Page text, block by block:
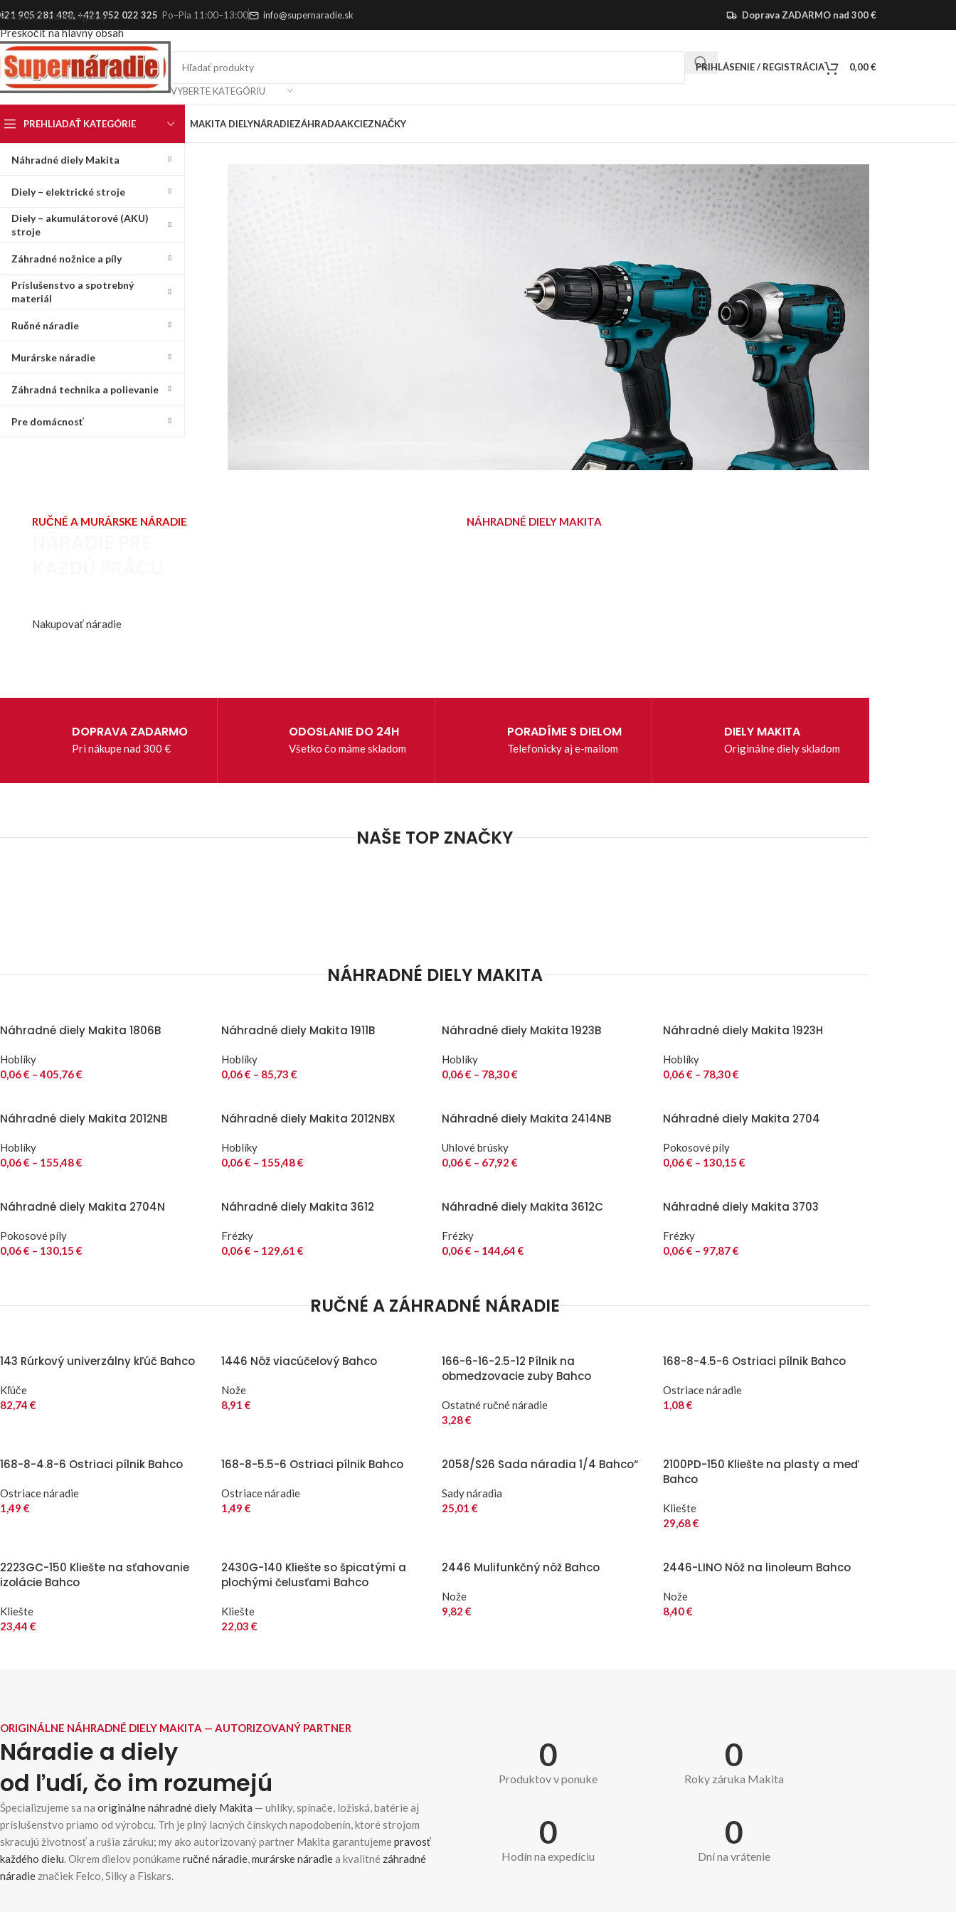
Preskočiť na navigáciu
Preskočiť na hlavný obsah
905 281 488,+421 952 022 325 Po–Pia 11:00–13:00 info@supernaradie.sk Doprava ZADARMO nad 300 €
VYBERTE KATEGÓRIU
PRIHLÁSENIE / REGISTRÁCIA 0,00€
PREHLIADAŤ KATEGÓRIE
Náhradné diely Makita
Diely – elektrické stroje
Diely – akumulátorové (AKU)
stroje
Záhradné nožnice a píly
Príslušenstvo a spotrebný
materiál
Ručné náradie
Murárske náradie
Záhradná technika a polievanie
Pre domácnosť
MAKITA DIELYNÁRADIEZÁHRADAAKCIEZNAČKY
RUČNÉ A MURÁRSKE NÁRADIE
Nakupovať náradie
NÁHRADNÉ DIELY MAKITA
DOPRAVA ZADARMO
Pri nákupe nad 300 €
ODOSLANIE DO 24H
Všetko čo máme skladom
PORADÍME S DIELOM
Telefonicky aj e-mailom
DIELY MAKITA
Originálne diely skladom
NAŠE TOP ZNAČKY
NÁHRADNÉ DIELY MAKITA
Náhradné diely Makita 1806B
Hoblíky
0,06€ – 405,76€
Náhradné diely Makita 1911B
Hoblíky
0,06€ – 85,73 €
Náhradné diely Makita 1923B
Hoblíky
0,06€ – 78,30€
Náhradné diely Makita 1923H
Hoblíky
0,06€ – 78,30€
Náhradné diely Makita 2012NB
Hoblíky
0,06€ – 155,48€
Náhradné diely Makita 2012NBX
Hoblíky
0,06€ – 155,48€
Náhradné diely Makita 2414NB
Uhlové brúsky
0,06€ – 67,92 €
Náhradné diely Makita 2704
Pokosové píly
0,06€ – 130,15 €
Náhradné diely Makita 2704N
Pokosové píly
0,06€ – 130,15 €
Náhradné diely Makita 3612
Frézky
0,06€ – 129,61 €
Náhradné diely Makita 3612C
Frézky
0,06€ – 144,64 €
Náhradné diely Makita 3703
Frézky
0,06€ – 97,87€
RUČNÉ A ZÁHRADNÉ NÁRADIE
143 Rúrkový univerzálny kľúč Bahco
Kľúče
82,74 €
1446 Nôž viacúčelový Bahco
Nože
8,91 €
166-6-16-2.5-12 Pílnik na
obmedzovacie zuby Bahco
Ostatné ručné náradie
3,28€
168-8-4.5-6 Ostriaci pílnik Bahco
Ostriace náradie
1,08€
168-8-4.8-6 Ostriaci pílnik Bahco
Ostriace náradie
1,49 €
168-8-5.5-6 Ostriaci pílnik Bahco
Ostriace náradie
1,49 €
2058/S26 Sada náradia 1/4 Bahco“
Sady náradia
25,01 €
2100PD-150 Kliešte na plasty a meď
Bahco
Kliešte
29,68€
2223GC-150 Kliešte na sťahovanie
izolácie Bahco
Kliešte
23,44 €
2430G-140 Kliešte so špicatými a
plochými čelusťami Bahco
Kliešte
22,03 €
2446 Mulifunkčný nôž Bahco
Nože
9,82 €
2446-LINO Nôž na linoleum Bahco
Nože
8,40€
ORIGINÁLNE NÁHRADNÉ DIELY MAKITA — AUTORIZOVANÝ PARTNER
Náradie a diely
od ľudí, čo im rozumejú
Špecializujeme sa na originálne náhradné diely Makita — uhlíky, spínače, ložiská, batérie aj
príslušenstvo priamo od výrobcu. Trh je plný lacných čínskych napodobenín, ktoré strojom
skracujú životnosť a rušia záruku; my ako autorizovaný partner Makita garantujemepravosť
každého dielu. Okrem dielov ponúkameručné náradie,murárske náradiea kvalitné záhradné
náradie značiek Felco, Silky a Fiskars.
0
Produktov v ponuke
0
Roky záruka Makita
0
Hodín na expedíciu
0
Dní na vrátenie